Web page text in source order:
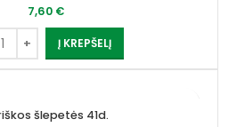
7,60 €
Į KREPŠELĮ
šlepetės 41d.